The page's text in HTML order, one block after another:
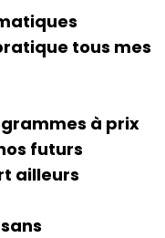
tous mes
à prix
futurs
ailleurs